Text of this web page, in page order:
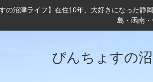
すの沼津ライフ】在住10年、大好きになった
島・函南
ぴんちょすの